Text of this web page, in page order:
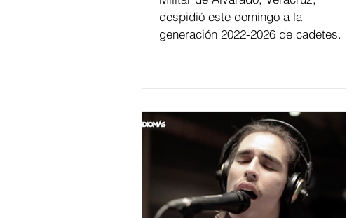
despidió este domingo a la
generación 2022-2026 de cadetes.